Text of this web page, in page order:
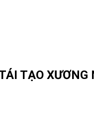
TẠO XƯƠNG